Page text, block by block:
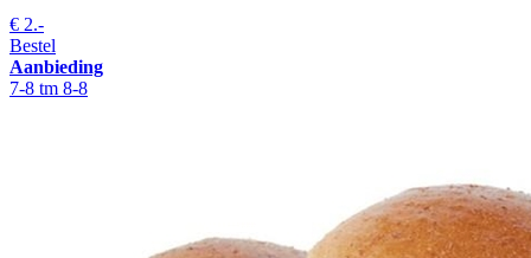
€ 2.-
Bestel
Aanbieding
7-8 tm 8-8